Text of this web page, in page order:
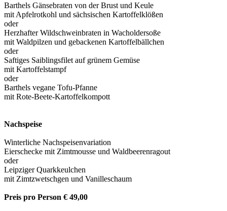
Barthels Gänsebraten von der Brust und Keule
mit Apfelrotkohl und sächsischen Kartoffelklößen
oder
Herzhafter Wildschweinbraten in Wacholdersoße
mit Waldpilzen und gebackenen Kartoffelbällchen
oder
Saftiges Saiblingsfilet auf grünem Gemüse
mit Kartoffelstampf
oder
Barthels vegane Tofu-Pfanne
mit Rote-Beete-Kartoffelkompott
Nachspeise
Winterliche Nachspeisenvariation
Eierschecke mit Zimtmousse und Waldbeerenragout
oder
Leipziger Quarkkeulchen
mit Zimtzwetschgen und Vanilleschaum
Preis pro Person € 49,00